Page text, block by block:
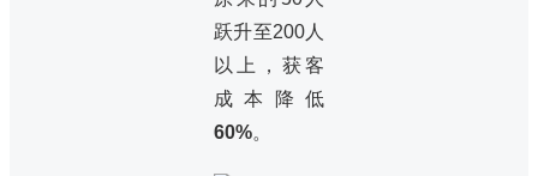
跃升至200人
以上，获客
成本降低
60%。